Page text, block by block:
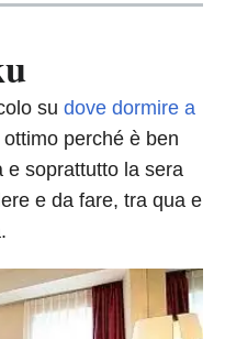
su dove dormire a
perché è ben
e soprattutto la sera
e da fare, tra qua e